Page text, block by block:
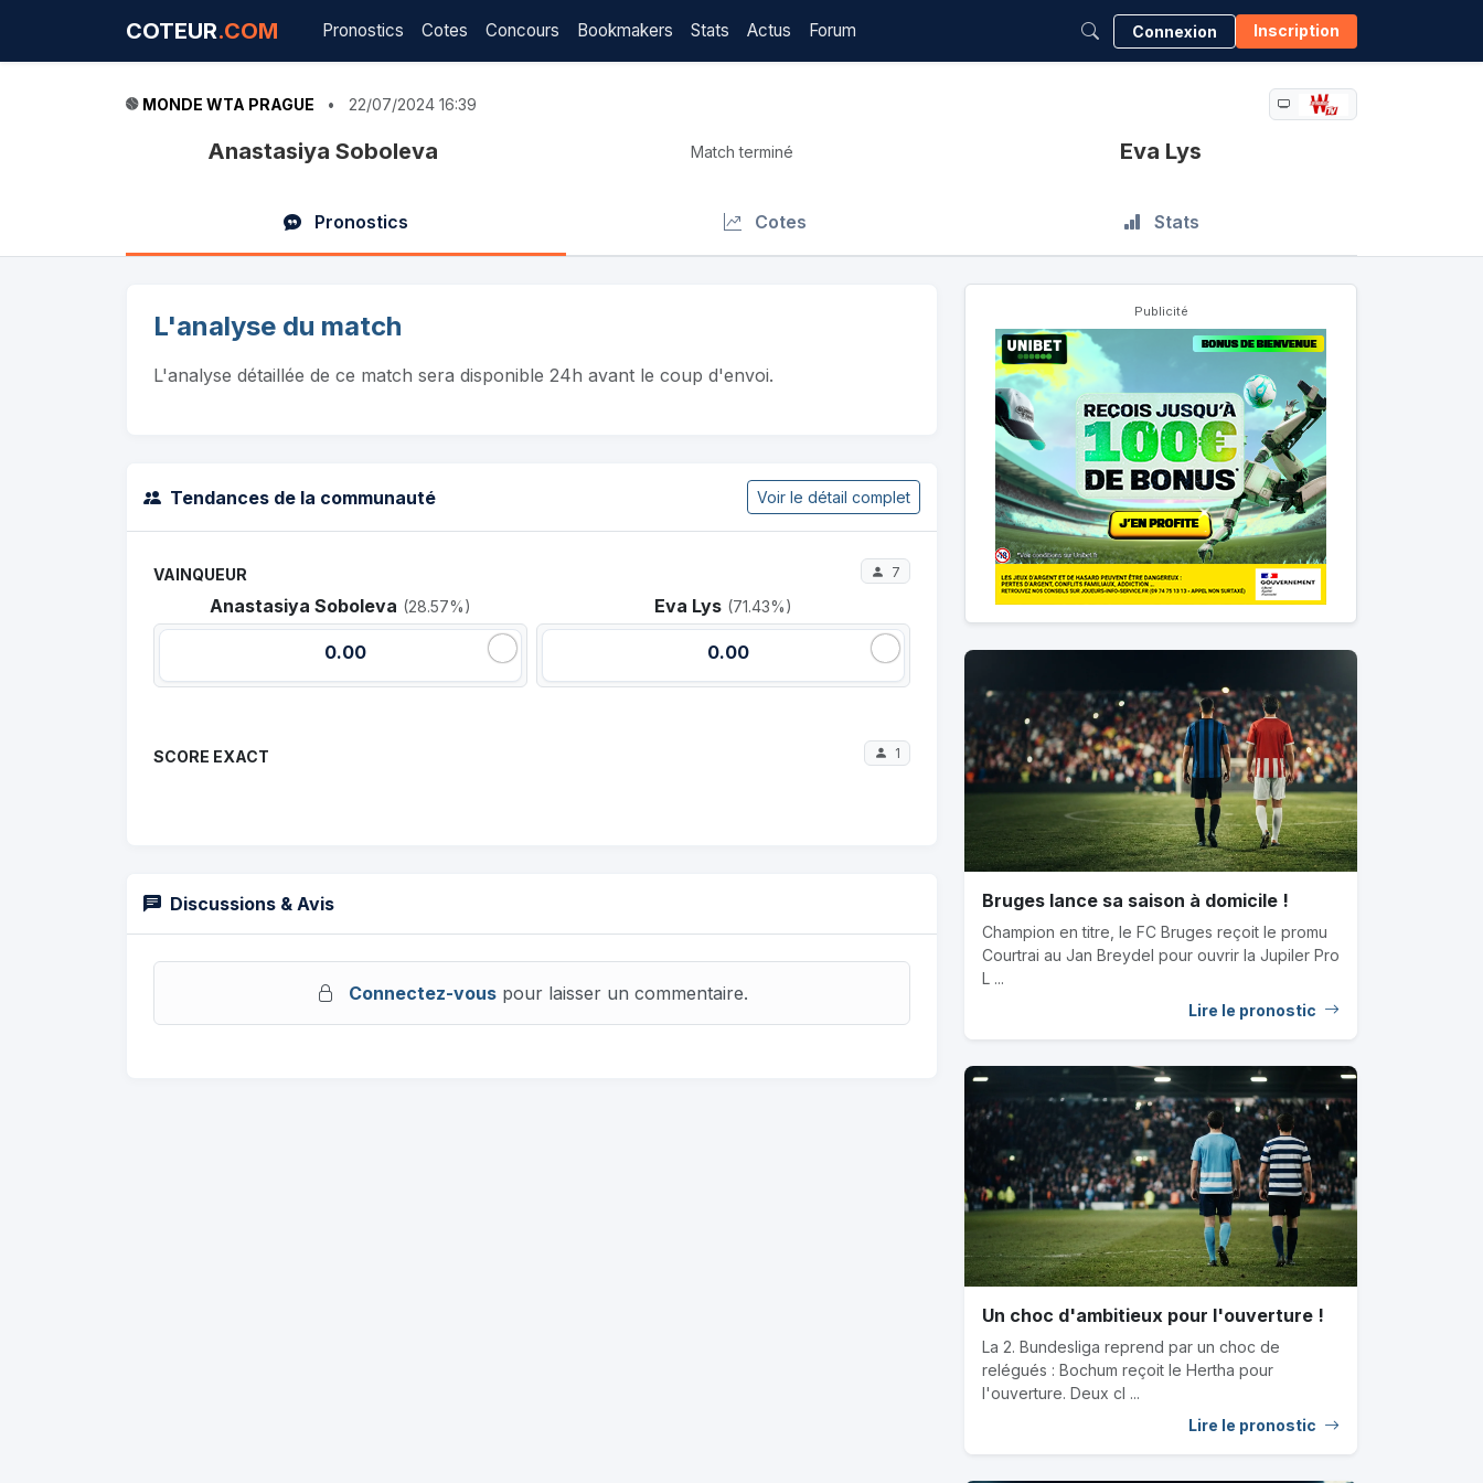
COTEUR.COM Pronostics Cotes Concours Bookmakers Stats Actus Forum Connexion Inscription
MONDE WTA PRAGUE • 22/07/2024 16:39
Anastasiya Soboleva Match terminé Eva Lys
Pronostics Cotes Stats
L'analyse du match
L'analyse détaillée de ce match sera disponible 24h avant le coup d'envoi.
Tendances de la communauté Voir le détail complet
VAINQUEUR 7
Anastasiya Soboleva (28.57%)
0.00
Eva Lys (71.43%)
0.00
SCORE EXACT 1
Discussions & Avis
Connectez-vouspour laisser un commentaire.
Publicité
Bruges lance sa saison à domicile !
Champion en titre, le FC Bruges reçoit le promu
Courtrai au Jan Breydel pour ouvrir la Jupiler Pro
L ...
Lire le pronostic
Un choc d'ambitieux pour l'ouverture !
La 2. Bundesliga reprend par un choc de
relégués : Bochum reçoit le Hertha pour
l'ouverture. Deux cl ...
Lire le pronostic